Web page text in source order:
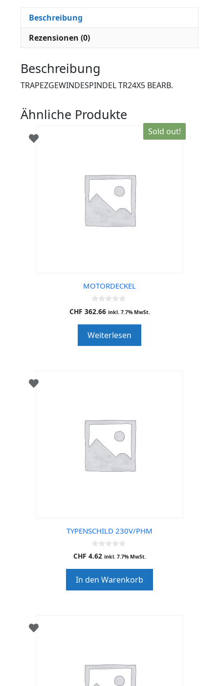
Beschreibung
Rezensionen (0)
Beschreibung
TRAPEZGEWINDESPINDEL TR24X5 BEARB.
Ähnliche Produkte
Sold out!
MOTORDECKEL
0
o
o
f
5
CHF 362.66 inkl. 7.7% MwSt.
Weiterlesen
TYPENSCHILD 230V/PHM
0
o
o
f
5
CHF 4.62 inkl. 7.7% MwSt.
In den Warenkorb